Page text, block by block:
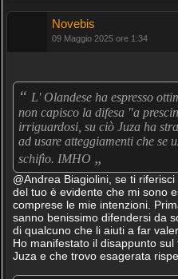
Novebis
09 Maggio 2025 ore 1:34
“ L' Olandese ha espresso
non capisco la difesa "a
irriguardosi, su ciò Juza ha
ad usare atteggiamenti che se
schifìo. IMHO „
@Andrea Biagiolini, se ti
del tuo è evidente che mi sono
comprese le mie intenzioni.
sanno benissimo difendersi da
di qualcuno che li aiuti a far
Ho manifestato il disappunto
Juza e che trovo esagerata